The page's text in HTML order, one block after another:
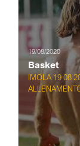
19/08/2020
Basket
IMOLA 19 08